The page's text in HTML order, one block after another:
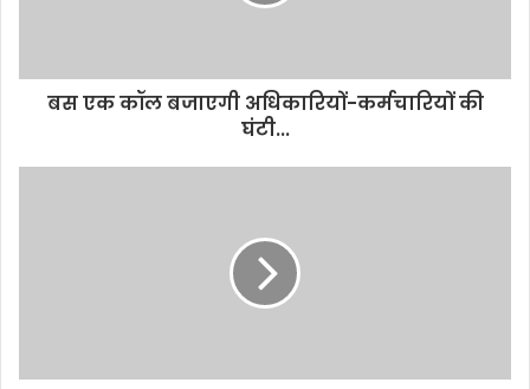
बस एक कॉल बजाएगी अधिकारियों-कर्मचारियों की
घंटी...